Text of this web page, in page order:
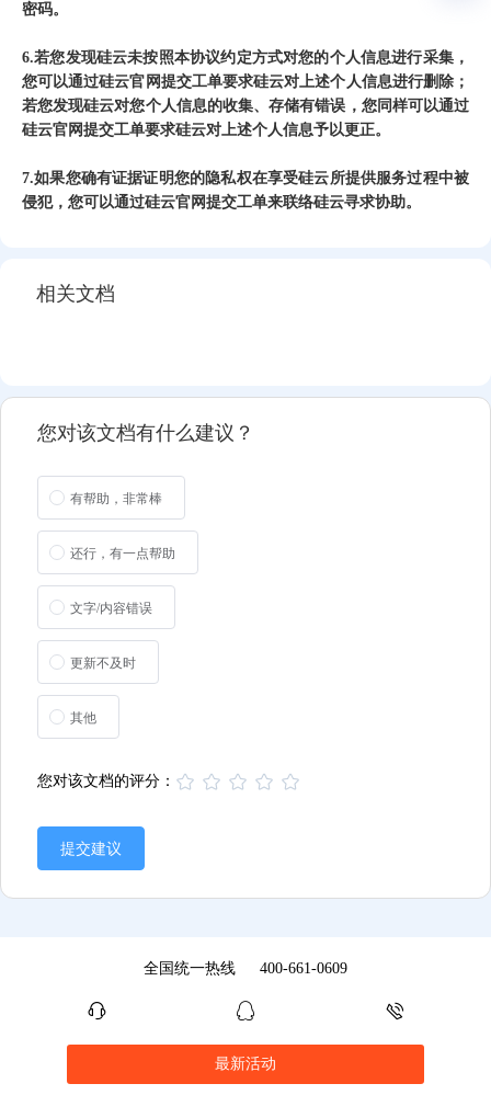
密码。
6.若您发现硅云未按照本协议约定方式对您的个人信息进行采集，
您可以通过硅云官网提交工单要求硅云对上述个人信息进行删除；
若您发现硅云对您个人信息的收集、存储有错误，您同样可以通过
硅云官网提交工单要求硅云对上述个人信息予以更正。
7.如果您确有证据证明您的隐私权在享受硅云所提供服务过程中被
侵犯，您可以通过硅云官网提交工单来联络硅云寻求协助。
相关文档
您对该文档有什么建议？
有帮助，非常棒
还行，有一点帮助
文字/内容错误
更新不及时
其他
您对该文档的评分：
提交建议
全国统一热线 400-661-0609
最新活动